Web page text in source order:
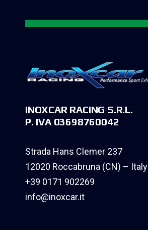
INOXCAR RACING S.R.L.
P. IVA 03698760042
Strada Hans Clemer 237
12020 Roccabruna (CN) – Italy
+39 0171 902269
info@inoxcar.it